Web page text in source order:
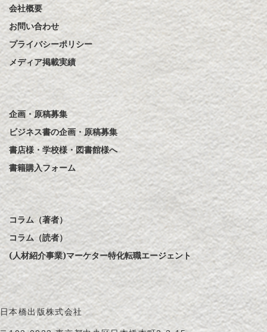
会社概要
お問い合わせ
プライバシーポリシー
メディア掲載実績
企画・原稿募集
ビジネス書の企画・原稿募集
書店様・学校様・図書館様へ
書籍購入フォーム
コラム（著者）
コラム（読者）
(人材紹介事業)マーケター特化転職エージェント
日本橋出版株式会社